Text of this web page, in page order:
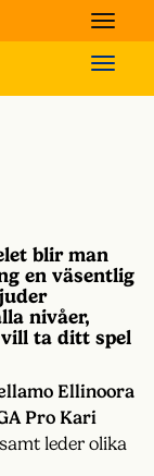
blir man
en väsentlig
nivåer,
ta ditt spel
Ellinoora
Pro Kari
leder olika